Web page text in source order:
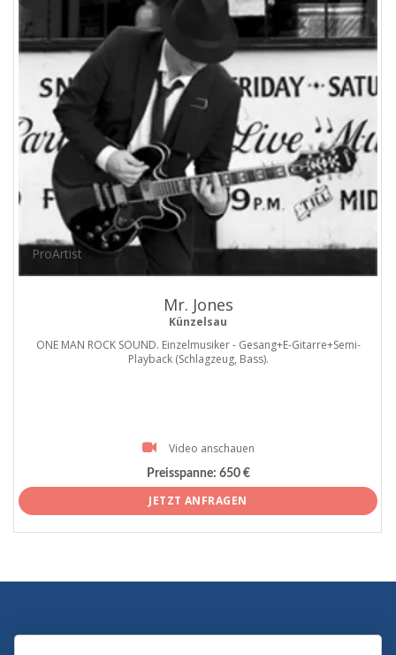
ProArtist
Mr. Jones
Künzelsau
ONE MAN ROCK SOUND. Einzelmusiker - Gesang+E-Gitarre+Semi-
Playback (Schlagzeug, Bass).
Video anschauen
Preisspanne: 650 €
JETZT ANFRAGEN